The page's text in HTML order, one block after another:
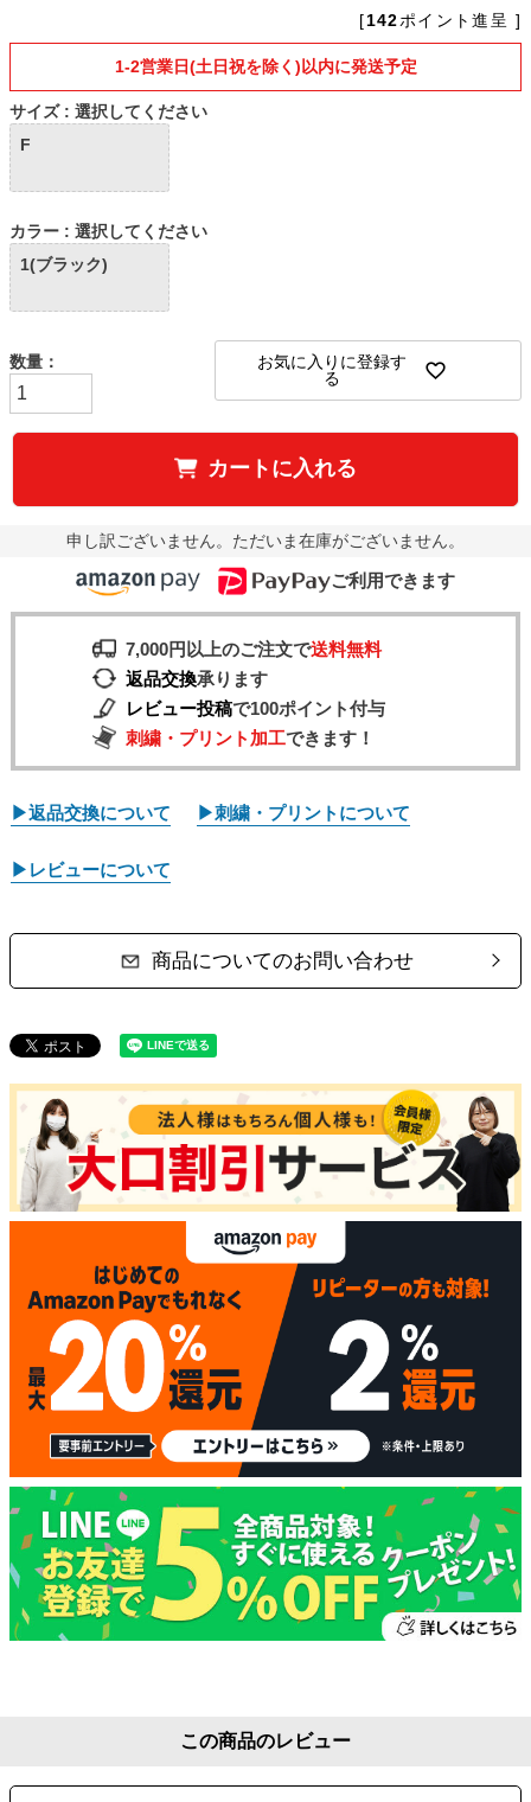
[142ポイント進呈 ]
1-2営業日(土日祝を除く)以内に発送予定
サイズ
選択してください
F
カラー
選択してください
1(ブラック)
お気に入りに登録す
る
カートに入れる
申し訳ございません。ただいま在庫がございません。
ご利用できます
7,000円以上のご注文で送料無料
返品交換承ります
レビュー投稿で100ポイント付与
刺繍・プリント加工できます！
▶返品交換について ▶刺繍・プリントについて
▶レビューについて
商品についてのお問い合わせ
この商品のレビュー